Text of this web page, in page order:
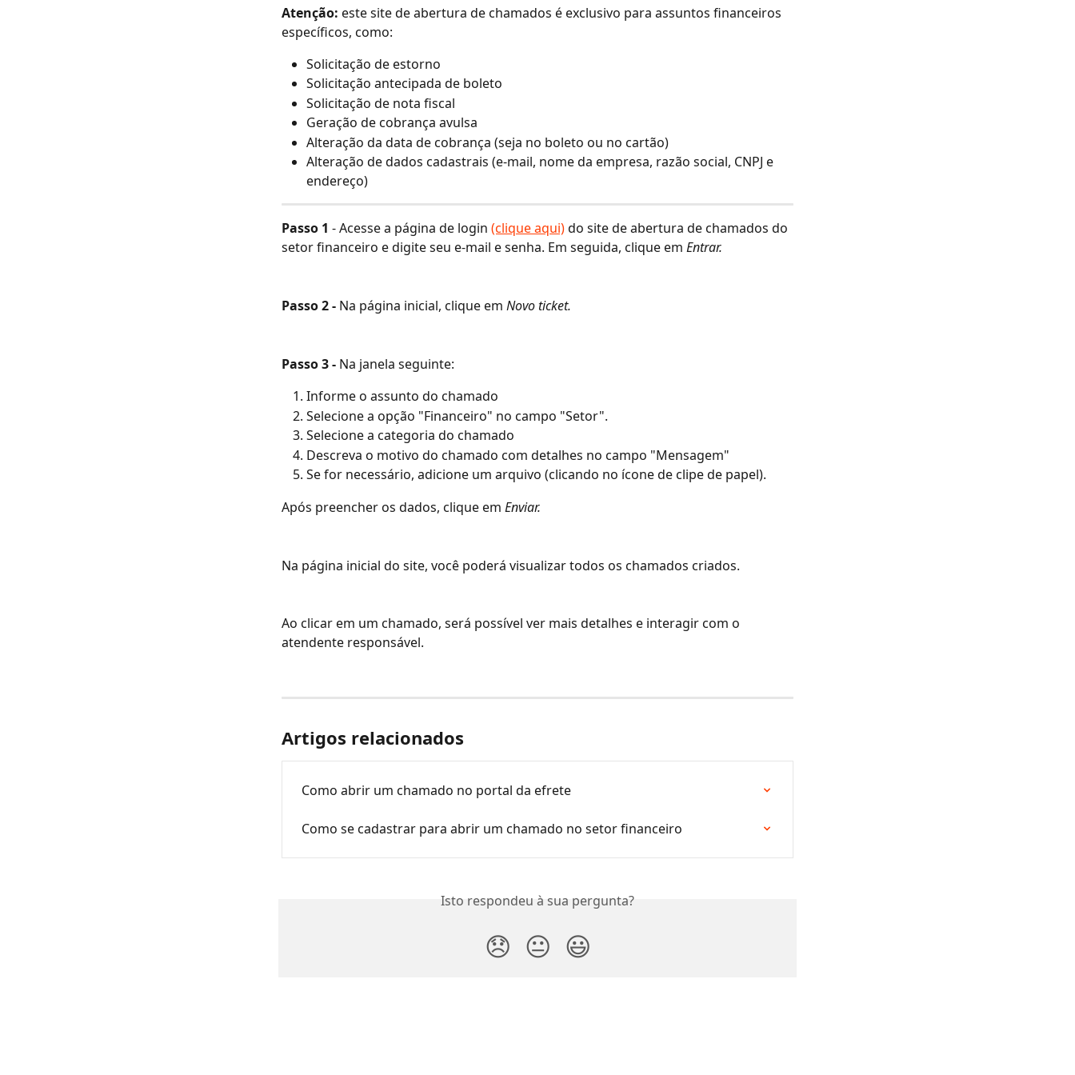
Atenção: este site de abertura de chamados é exclusivo para assuntos financeiros
específicos, como:
Solicitação de estorno
Solicitação antecipada de boleto
Solicitação de nota fiscal
Geração de cobrança avulsa
Alteração da data de cobrança (seja no boleto ou no cartão)
Alteração de dados cadastrais (e-mail, nome da empresa, razão social, CNPJ e
endereço)
Passo 1 - Acesse a página de login (clique aqui) do site de abertura de chamados do
setor financeiro e digite seu e-mail e senha. Em seguida, clique em Entrar.
Passo 2 - Na página inicial, clique em Novo ticket.
Passo 3 - Na janela seguinte:
Informe o assunto do chamado
Selecione a opção "Financeiro" no campo "Setor".
Selecione a categoria do chamado
Descreva o motivo do chamado com detalhes no campo "Mensagem"
Se for necessário, adicione um arquivo (clicando no ícone de clipe de papel).
Após preencher os dados, clique em Enviar.
Na página inicial do site, você poderá visualizar todos os chamados criados.
Ao clicar em um chamado, será possível ver mais detalhes e interagir com o
atendente responsável.
Artigos relacionados
Como abrir um chamado no portal da efrete
Como se cadastrar para abrir um chamado no setor financeiro
Isto respondeu à sua pergunta?
😞 😐 😃